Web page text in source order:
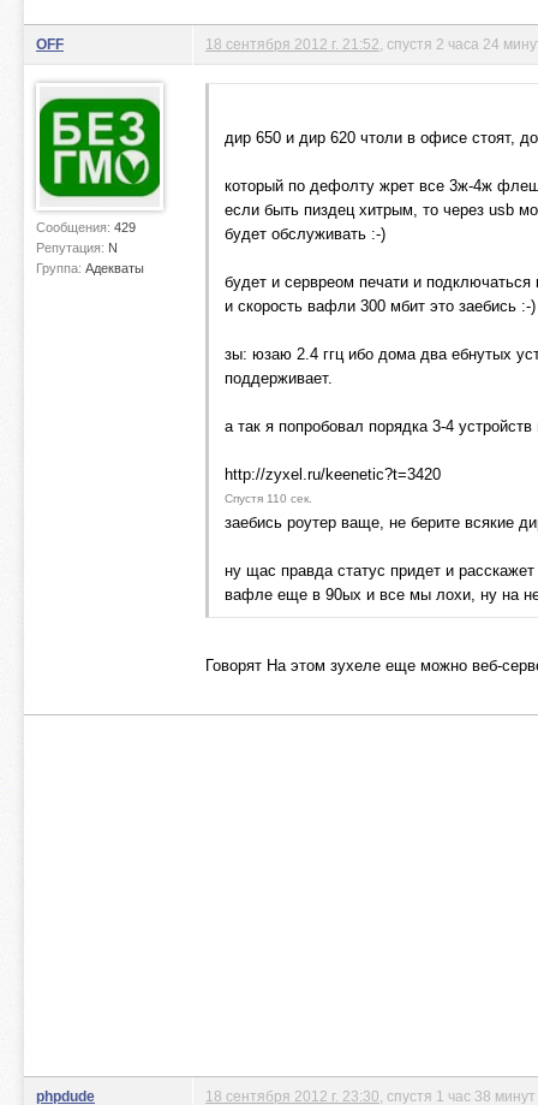
OFF
Сообщения: 429
Репутация: N
Группа: Адекваты
18 сентября 2012 г. 21:52 , спустя 2 часа 24
дир 650 и дир 620 чтоли в офисе стоят,
который по дефолту жрет все 3ж-4ж
если быть пиздец хитрым, то через usb
будет обслуживать :-)
будет и сервреом печати и
и скорость вафли 300 мбит это заебись :-)
зы: юзаю 2.4 ггц ибо дома два ебнутых
поддерживает.
а так я попробовал порядка 3-4
http://zyxel.ru/keenetic?t=3420
Спустя 110 сек.
заебись роутер ваще, не берите всякие
ну щас правда статус придет и
вафле еще в 90ых и все мы лохи, ну на
Говорят На этом зухеле еще можно веб-
phpdude 18 сентября 2012 г. 23:30 , спустя 1 час 38